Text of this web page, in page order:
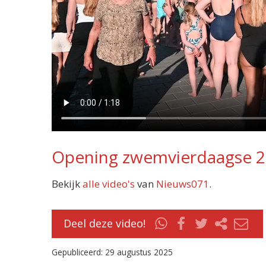
Opening zwemvierdaagse
Bekijkalle video's van Nieuws071.
Deel deze video!
Gepubliceerd: 29 augustus 2025